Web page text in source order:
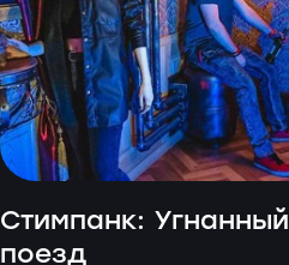
Стимпанк: Угнанный
поезд